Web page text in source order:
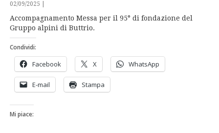
02/09/2025
Accompagnamento Messa per il 95° di fondazione del
Gruppo alpini di Buttrio.
Condividi:
Facebook X WhatsApp
E-mail Stampa
Mi piace: